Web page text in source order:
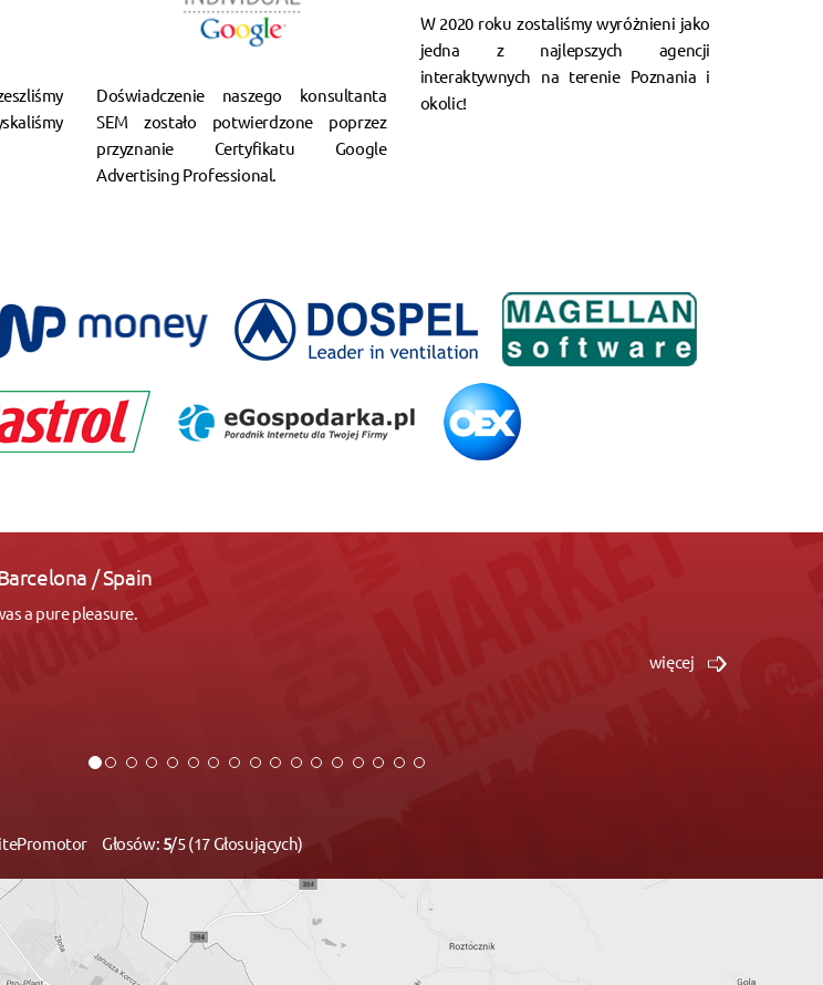
Doświadczenie naszego konsultanta
SEM zostało potwierdzone poprzez
przyznanie Certyfikatu Google
Advertising Professional.
W 2020 roku zostaliśmy wyróżnieni jako
jedna z najlepszych agencji
interaktywnych na terenie Poznania i
okolic!
k. Wrocław
SitePromotor, której właścicielem jest Przemysław Uliasz, wykonała dla nas w Październiku 2017
Głosów: 5/5 (17 Głosujących)